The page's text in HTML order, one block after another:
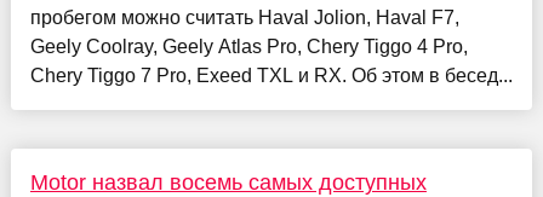
пробегом можно считать Haval Jolion, Haval F7,
Geely Coolray, Geely Atlas Pro, Chery Tiggo 4 Pro,
Chery Tiggo 7 Pro, Exeed TXL и RX. Об этом в бесед...
Motor назвал восемь самых доступных